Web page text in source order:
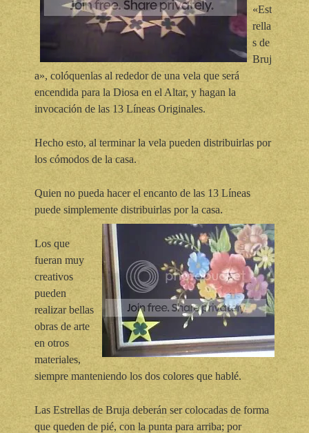
«Est
rella
s de
Bruj
a», colóquenlas al rededor de una vela que será
encendida para la Diosa en el Altar, y hagan la
invocación de las 13 Líneas Originales.
Hecho esto, al terminar la vela pueden distribuirlas por
los cómodos de la casa.
Quien no pueda hacer el encanto de las 13 Líneas
puede simplemente distribuirlas por la casa.
Los que
fueran muy
creativos
pueden
realizar bellas
obras de arte
en otros
materiales,
siempre manteniendo los dos colores que hablé.
Las Estrellas de Bruja deberán ser colocadas de forma
que queden de pié, con la punta para arriba; por